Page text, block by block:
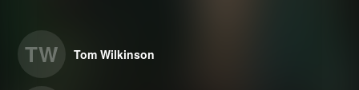
TW Tom Wilkinson